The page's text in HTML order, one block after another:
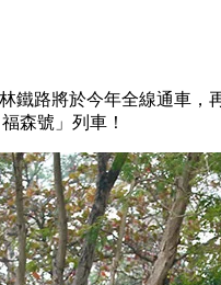
鐵路將於今年全線通車，
森號」列車！